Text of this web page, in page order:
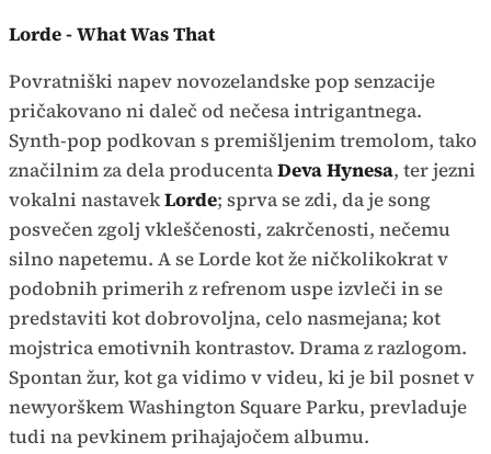
Lorde - What Was That
Povratniški napev novozelandske pop senzacije
pričakovano ni daleč od nečesa intrigantnega.
Synth-pop podkovan s premišljenim tremolom, tako
značilnim za dela producentaDeva Hynesa, ter jezni
vokalni nastavekLorde; sprva se zdi, da je song
posvečen zgolj vkleščenosti, zakrčenosti, nečemu
silno napetemu. A se Lorde kot že ničkolikokrat v
podobnih primerih z refrenom uspe izvleči in se
predstaviti kot dobrovoljna, celo nasmejana; kot
mojstrica emotivnih kontrastov. Drama z razlogom.
Spontan žur, kot ga vidimo v videu, ki je bil posnet v
newyorškem Washington Square Parku, prevladuje
tudi na pevkinem prihajajočem albumu.